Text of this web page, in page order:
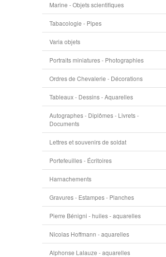
Marine - Objets scientifiques
Tabacologie - Pipes
Varia objets
Portraits miniatures - Photographies
Ordres de Chevalerie - Décorations
Tableaux - Dessins - Aquarelles
Autographes - Diplômes - Livrets -
Documents
Lettres et souvenirs de soldat
Portefeuilles - Écritoires
Harnachements
Gravures - Estampes - Planches
Pierre Bénigni - huiles - aquarelles
Nicolas Hoffmann - aquarelles
Alphonse Lalauze - aquarelles